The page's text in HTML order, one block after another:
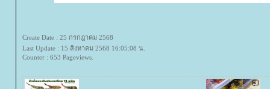
Create Date : 25 กรกฎาคม 2568
Last Update : 15 สิงหาคม 2568 16:05:08 น.
Counter : 653 Pageviews.